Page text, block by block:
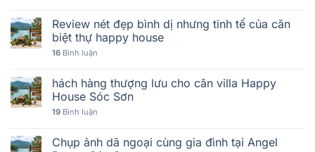
Review nét đẹp bình dị nhưng tinh tế của căn
biệt thự happy house
16 Bình luận
hách hàng thượng lưu cho căn villa Happy
House Sóc Sơn
19 Bình luận
Chụp ảnh dã ngoại cùng gia đình tại Angel